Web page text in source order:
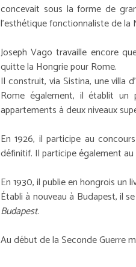
concevait sous la forme de
l'esthétique fonctionnaliste de la
Joseph Vago travaille encore
quitte la Hongrie pour Rome.
Il construit, via Sistina, une villa
Rome également, il établit un
appartements à deux niveaux
En 1926, il participe au
définitif. Il participe également
En 1930, il publie en hongrois un
Établi à nouveau à Budapest, il
Budapest.
Au début de la Seconde Guerre